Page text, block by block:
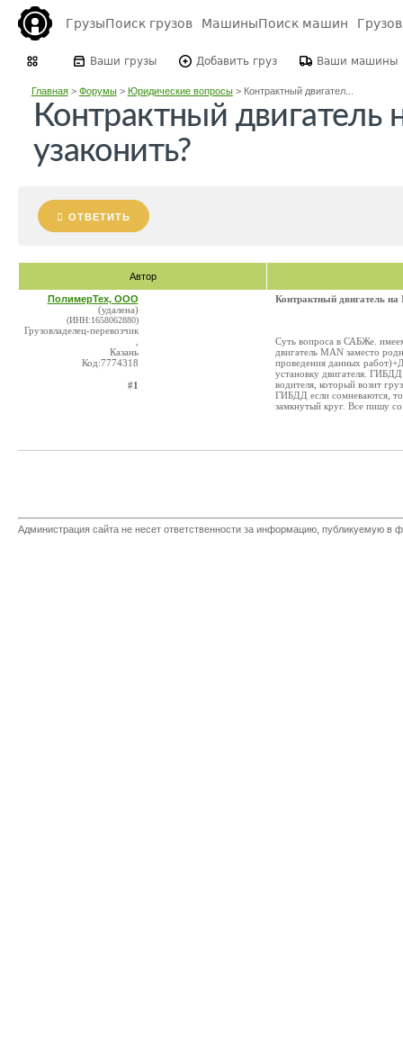
ГрузыПоиск грузов МашиныПоиск машин
Ваши грузы Добавить груз Ваши машины
Главная> Форумы> Юридические вопросы> Контрактный двигател...
Контрактный
узаконить?
ОТВЕТИТЬ
Автор
ПолимерТех, ООО
(удалена)
(ИНН:1658062880)
Грузовладелец-перевозчик
Казань
Код:7774318
#1
Контрактный двигатель
Суть вопроса в САБЖе.
двигатель MAN заместо
проведения данных
установку двигателя.
водителя, который возит
ГИБДД если сомневаются,
замкнутый круг. Все пишу
Администрация сайта не несет ответственности за информацию, публикуемую